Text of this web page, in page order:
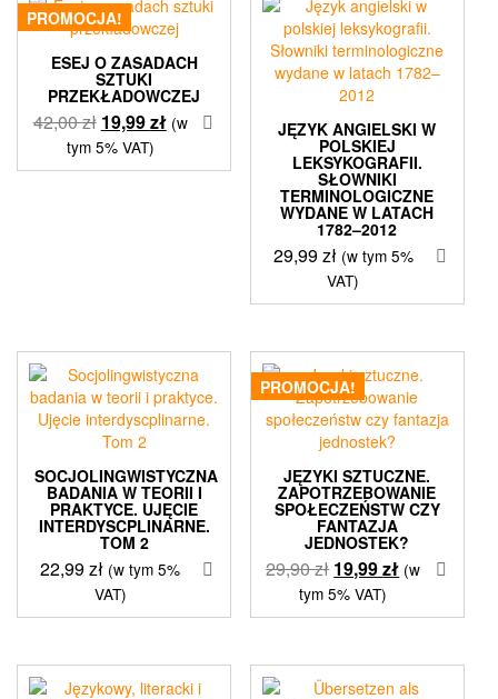
PROMOCJA!
ESEJ O ZASADACH
SZTUKI
PRZEKŁADOWCZEJ
42,00zł Pierwotna
cena
wynosiła:
19,99złAktualna
wynosi:
(w
tym 5% VAT)
JĘZYK ANGIELSKI W
POLSKIEJ
LEKSYKOGRAFII.
SŁOWNIKI
TERMINOLOGICZNE
WYDANE W LATACH
1782–2012
29,99zł (w tym 5%
VAT)
SOCJOLINGWISTYCZNA
BADANIA W TEORII I
PRAKTYCE. UJĘCIE
INTERDYSCPLINARNE.
TOM 2
22,99zł (w tym 5%
VAT)
PROMOCJA!
JĘZYKI SZTUCZNE.
ZAPOTRZEBOWANIE
SPOŁECZEŃSTW CZY
FANTAZJA
JEDNOSTEK?
29,90zł Pierwotna
cena
wynosiła:
19,99złAktualna
wynosi:
(w
tym 5% VAT)